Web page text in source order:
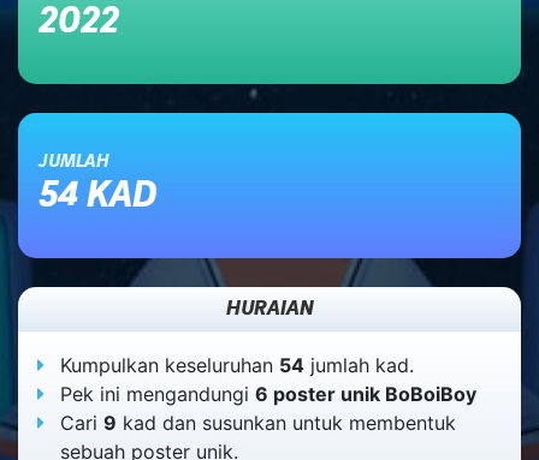
2022
JUMLAH
54 KAD
HURAIAN
Kumpulkan keseluruhan 54 jumlah kad.
Pek ini mengandungi6 poster unik BoBoiBoy
Cari9 kad dan susunkan untuk membentuk
sebuah poster unik.
DATABASE